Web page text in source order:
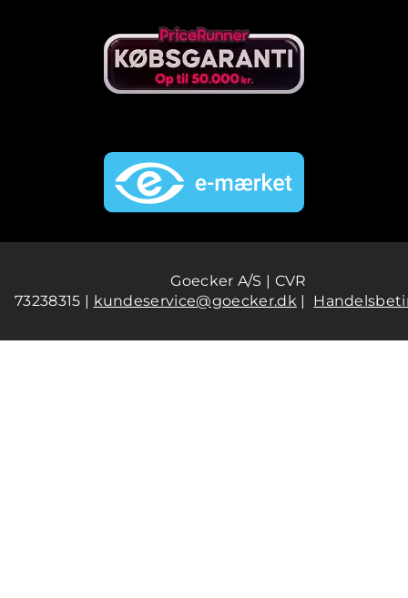
Goecker A/S | CVR
73238315 | kundeservice@goecker.dk |